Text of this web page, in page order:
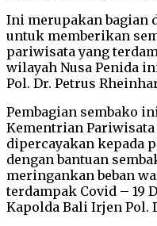
Ini merupakan bagian
untuk memberikan
pariwisata yang
wilayah Nusa Penida
Pol. Dr. Petrus
Pembagian sembako
Kementrian
dipercayakan kepada
dengan bantuan
meringankan beban
terdampak Covid – 19
Kapolda Bali Irjen Pol.